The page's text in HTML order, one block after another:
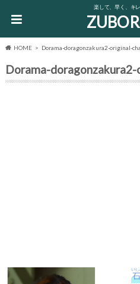
楽して、早く、キ
HOME Dorama-doragonzakura2-original-
Dorama-